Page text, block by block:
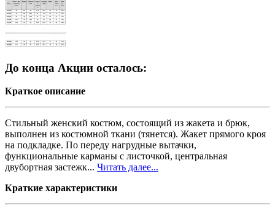
До конца Акции осталось:
Краткое описание
Стильный женский костюм, состоящий из жакета и брюк,
выполнен из костюмной ткани (тянется). Жакет прямого кроя
на подкладке. По переду нагрудные вытачки,
функциональные карманы с листочкой, центральная
двубортная застежк... Читать далее...
Краткие характеристики